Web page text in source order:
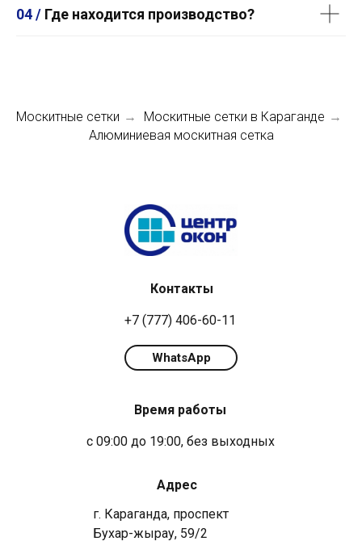
04 / Где находится производство?
Москитные сетки → Москитные сетки в Караганде →
Алюминиевая москитная сетка
+7 (777) 406-60-11
с 09:00 до 19:00, без выходных
г. Караганда, проспект
Бухар-жырау, 59/2
Адрес
Время работы
Контакты
WhatsApp